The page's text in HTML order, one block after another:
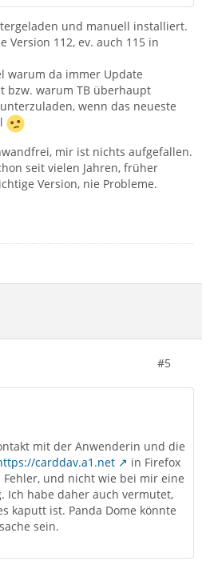
und manuell installiert.
Version 112, ev. auch 115 in
warum da immer Update
bzw. warum TB überhaupt
wenn das neueste
mir ist nichts aufgefallen.
seit vielen Jahren, früher
Version, nie Probleme.
#5
mit der Anwenderin und die
carddav.a1.net
in Firefox
und nicht wie bei mir eine
Ich habe daher auch vermutet,
kaputt ist. Panda Dome könnte
sein.